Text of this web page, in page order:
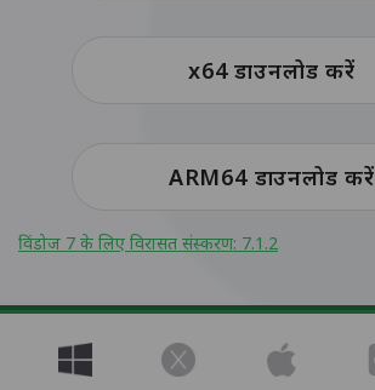
x64 डाउनलोड करें
ARM64 डाउनलोड करें
विंडोज 7 के लिए विरासत संस्करण: 7.1.2